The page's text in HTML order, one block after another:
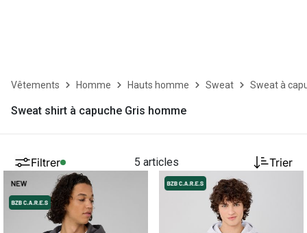
Vêtements Homme Hauts homme Sweat Sweat à
Sweat shirt à capuche Gris homme
Filtrer 5 articles Trier